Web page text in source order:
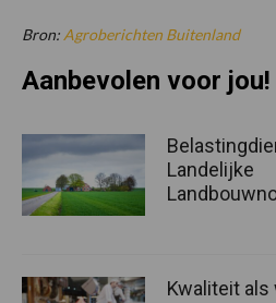
Bron: Agroberichten Buitenland
Aanbevolen voor
Landelijke
Kwaliteit als